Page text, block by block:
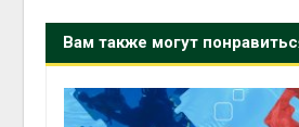
Вам также могут